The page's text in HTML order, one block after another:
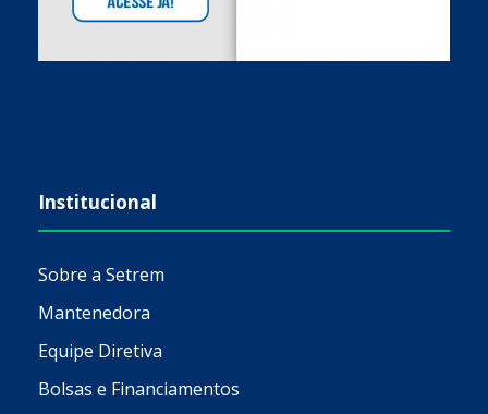
Institucional
Sobre a Setrem
Mantenedora
Equipe Diretiva
Bolsas e Financiamentos